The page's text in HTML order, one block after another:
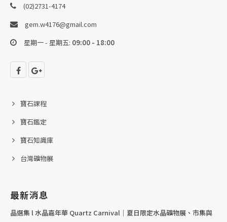
(02)2731-4174
gem.w4176@gmail.com
星期一 - 星期五: 09:00 - 18:00
寶石課程
寶石鑑定
寶石知識庫
台灣礦物展
最新消息
晶選集 l 水晶嘉年華 Quartz Carnival｜夏日限定水晶礦物展、市集與